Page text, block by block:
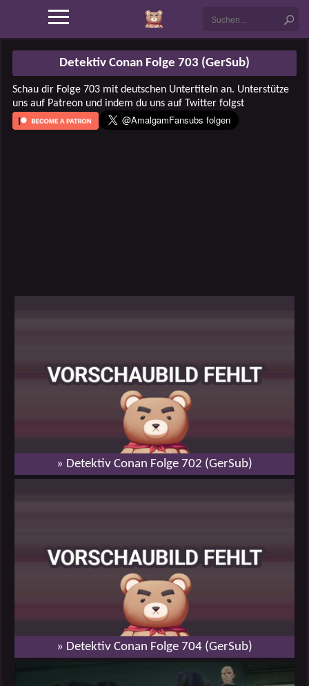
Detektiv Conan Folge 703 (GerSub)
Schau dir Folge 703 mit deutschen Untertiteln an. Unterstütze
uns auf Patreon und indem du uns auf Twitter folgst
» Detektiv Conan Folge 702 (GerSub)
» Detektiv Conan Folge 704 (GerSub)